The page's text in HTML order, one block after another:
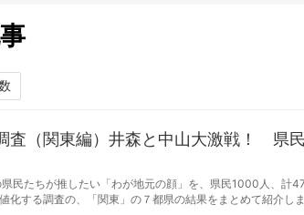
査（関東編）井森と中山大激戦！ 県民
民たちが推したい「わが地元の顔」を、県民1000人、計
化する調査の、「関東」の７都県の結果をまとめて紹介し